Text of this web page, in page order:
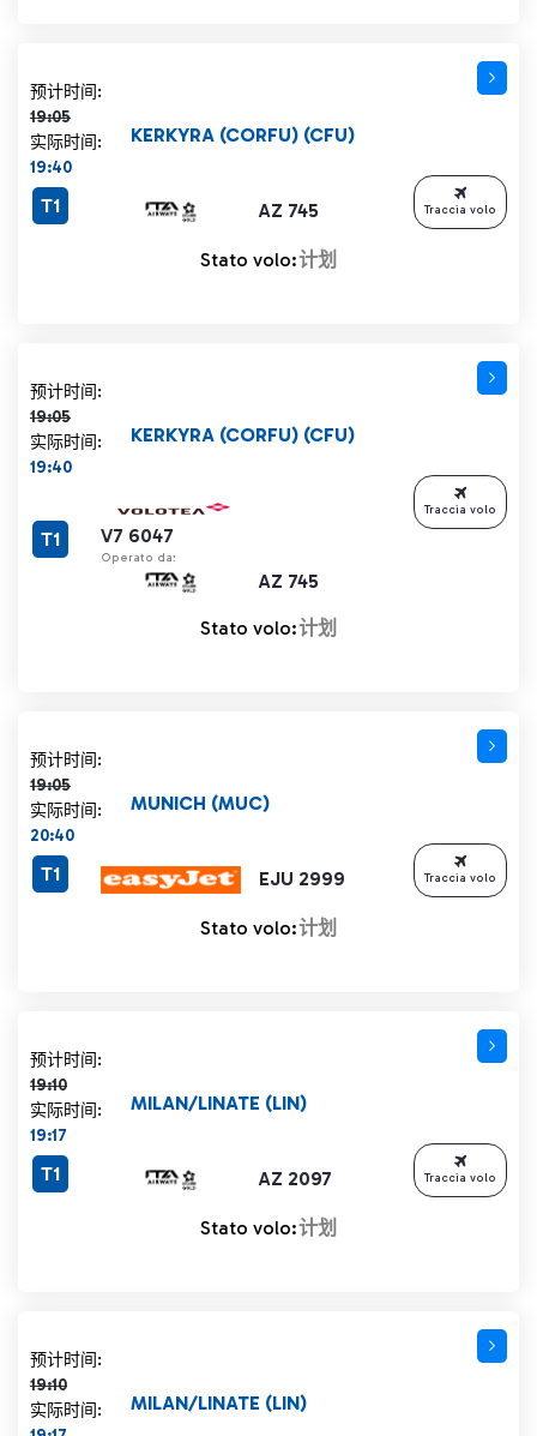
预计时间:
19:05
计划时间 19:05 删除线
实际时间:
19:40
AZ 745
KERKYRA (CORFU) (CFU)
T1
Stato volo:计划
Traccia volo
预计时间:
19:05
计划时间 19:05 删除线
实际时间:
19:40
V7 6047
Operato da:
AZ 745
KERKYRA (CORFU) (CFU)
T1
Stato volo:计划
Traccia volo
预计时间:
19:05
计划时间 19:05 删除线
实际时间:
20:40
EJU 2999
MUNICH (MUC)
T1
Stato volo:计划
Traccia volo
预计时间:
19:10
计划时间 19:10 删除线
实际时间:
19:17
AZ 2097
MILAN/LINATE (LIN)
T1
Stato volo:计划
Traccia volo
预计时间:
19:10
计划时间 19:10 删除线
实际时间:
MILAN/LINATE (LIN)